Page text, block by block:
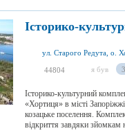
Історико-
ул. Старого Редута, о.
44804 я був
Історико-культурний
«Хортиця» в місті
козацьке поселення.
відкриття завдяки зйомкам